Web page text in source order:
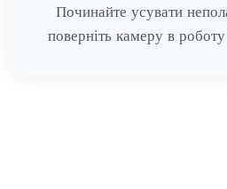
Починайте усувати
поверніть камеру в